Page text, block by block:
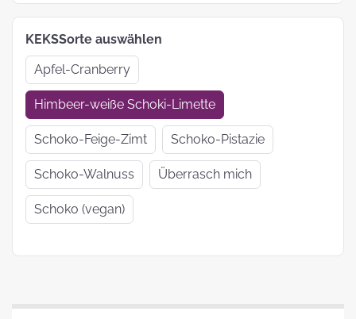
KEKSSorte auswählen
Apfel-Cranberry
Himbeer-weiße Schoki-Limette
Schoko-Feige-Zimt Schoko-Pistazie
Schoko-Walnuss Überrasch mich
Schoko (vegan)